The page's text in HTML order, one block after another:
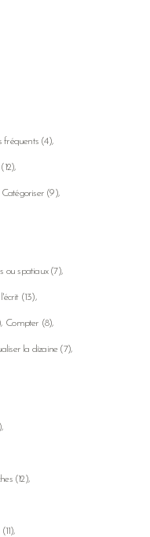
fréquents (4)
Catégoriser (9)
ou spatiaux(7)
(13)
Compter (8)
la dizaine(7)
(12)
(11)